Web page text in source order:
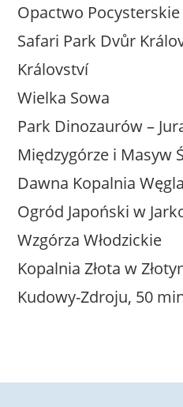
Opactwo
Safari Park Dvůr
Království
Wielka Sowa
Park Dinozaurów –
Międzygórze i Masyw
Dawna Kopalnia
Ogród Japoński w
Wzgórza Włodzickie
Kopalnia Złota w
Kudowy-Zdroju, 50